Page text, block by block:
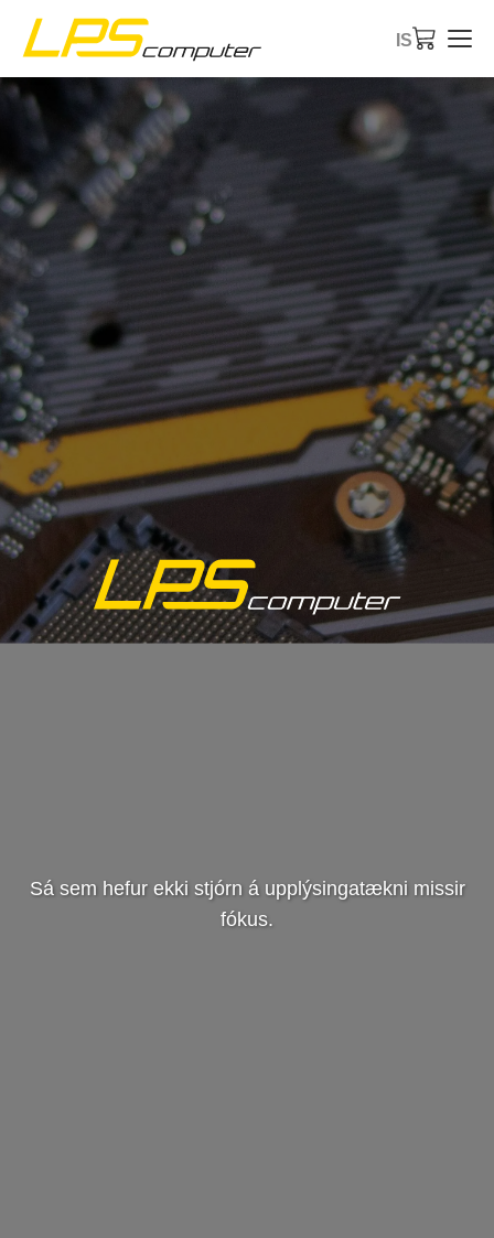
IS
Forsíða
Þjónusta
eBay-verslun
Sá sem hefur ekki stjórn á upplýsingatækni missir
fókus.